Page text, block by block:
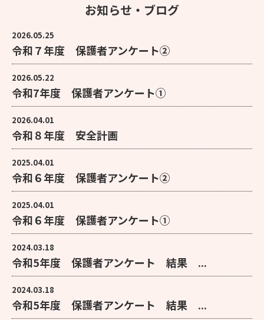
お知らせ・ブログ
2026.05.25
令和７年度 保護者アンケート②
2026.05.22
令和7年度 保護者アンケート①
2026.04.01
令和８年度 安全計画
2025.04.01
令和６年度 保護者アンケート②
2025.04.01
令和６年度 保護者アンケート①
2024.03.18
令和5年度 保護者アンケート 結果 ...
2024.03.18
令和5年度 保護者アンケート 結果 ...